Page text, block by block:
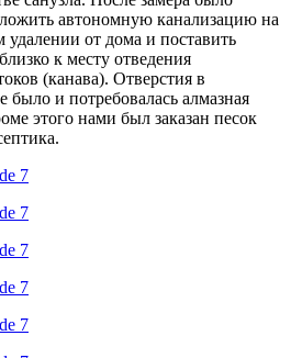
автономную канализацию на
удалении от дома и поставить
к месту отведения
(канава). Отверстия в
было и потребовалась алмазная
этого нами был заказан песок